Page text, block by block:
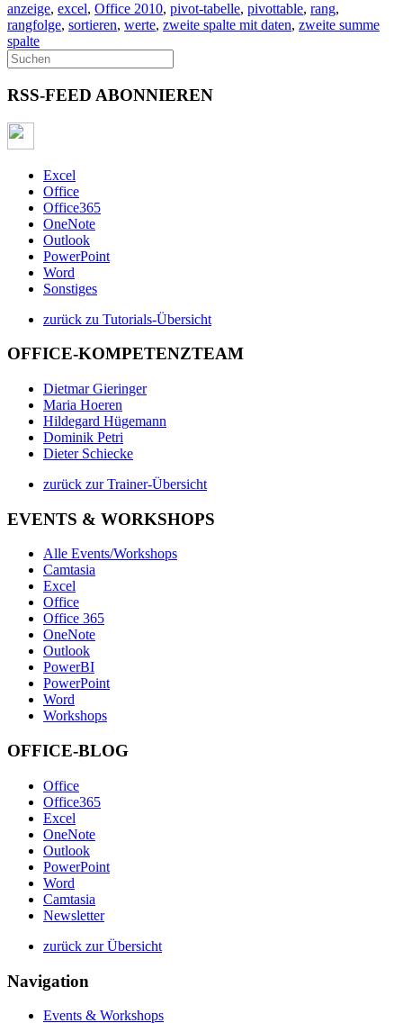
anzeige, excel, Office 2010, pivot-tabelle, pivottable, rang,
rangfolge, sortieren, werte, zweite spalte mit daten, zweite summe
spalte
RSS-FEED ABONNIEREN
Excel
Office
Office365
OneNote
Outlook
PowerPoint
Word
Sonstiges
zurück zu Tutorials-Übersicht
OFFICE-KOMPETENZTEAM
Dietmar Gieringer
Maria Hoeren
Hildegard Hügemann
Dominik Petri
Dieter Schiecke
zurück zur Trainer-Übersicht
EVENTS & WORKSHOPS
Alle Events/Workshops
Camtasia
Excel
Office
Office 365
OneNote
Outlook
PowerBI
PowerPoint
Word
Workshops
OFFICE-BLOG
Office
Office365
Excel
OneNote
Outlook
PowerPoint
Word
Camtasia
Newsletter
zurück zur Übersicht
Navigation
Events & Workshops